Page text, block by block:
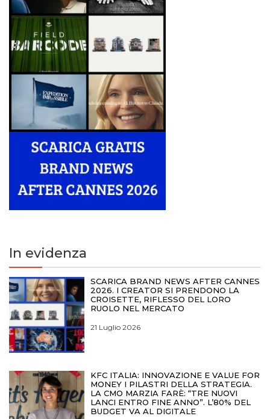
In evidenza
SCARICA BRAND NEWS AFTER CANNES
2026. I CREATOR SI PRENDONO LA
CROISETTE, RIFLESSO DEL LORO
RUOLO NEL MERCATO
21 Luglio 2026
KFC ITALIA: INNOVAZIONE E VALUE FOR
MONEY I PILASTRI DELLA STRATEGIA.
LA CMO MARZIA FARÈ: “TRE NUOVI
LANCI ENTRO FINE ANNO”. L’80% DEL
BUDGET VA AL DIGITALE